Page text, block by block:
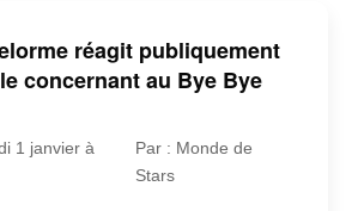
réagit publiquement
concernant au Bye Bye
1 janvier à
Par : Monde de
Stars